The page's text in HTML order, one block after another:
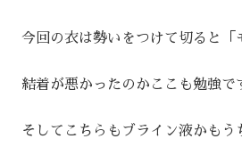
今回の衣は勢いをつけて切ると「
結着が悪かったのかここも勉強で
そしてこちらもブライン液かもう